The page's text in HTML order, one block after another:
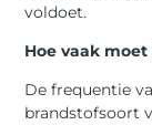
voldoet.
Hoe vaak
De frequentie
brandstofsoort